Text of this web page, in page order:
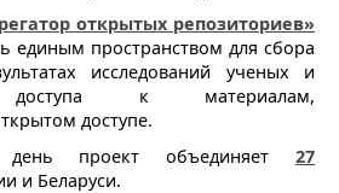
открытых репозиториев»
единым пространством для сбора
исследований ученых и
доступа к материалам,
доступе.
проект объединяет 27
и Беларуси.